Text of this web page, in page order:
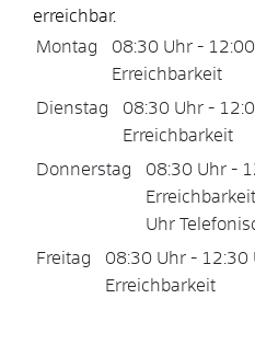
erreichbar.
Montag
08:30 Uhr -
Erreichbarkeit
Dienstag
08:30 Uhr -
Erreichbarkeit
Donnerstag
08:30 Uhr -
Erreichbarkeit
Uhr
Freitag
08:30 Uhr - 12:30
Erreichbarkeit